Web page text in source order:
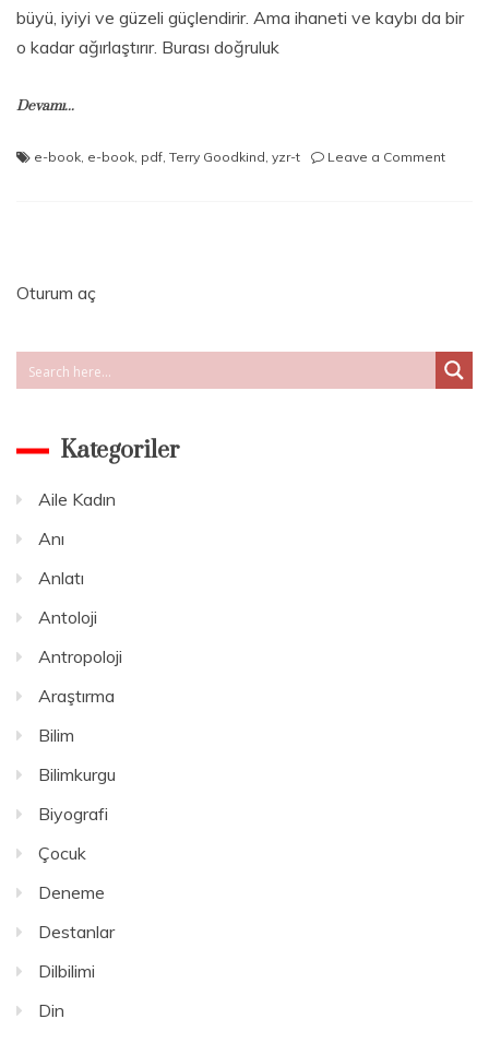
2
büyü, iyiyi ve güzeli güçlendirir. Ama ihaneti ve kaybı da bir
o kadar ağırlaştırır. Burası doğruluk
Devamı...
e-book, e-book, pdf, Terry Goodkind, yzr-t Leave a Commenton
İlk
Kuralı
Oturum aç
Kategoriler
Aile Kadın
Anı
Anlatı
Antoloji
Antropoloji
Araştırma
Bilim
Bilimkurgu
Biyografi
Çocuk
Deneme
Destanlar
Dilbilimi
Din